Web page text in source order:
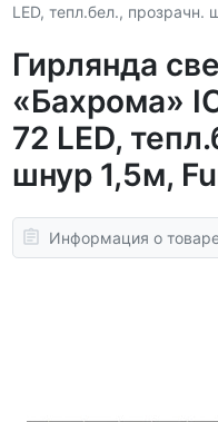
LED, тепл.бел., прозрачн.
Гирлянда
«Бахрома»
72 LED,
шнур 1,5м,
Информация о